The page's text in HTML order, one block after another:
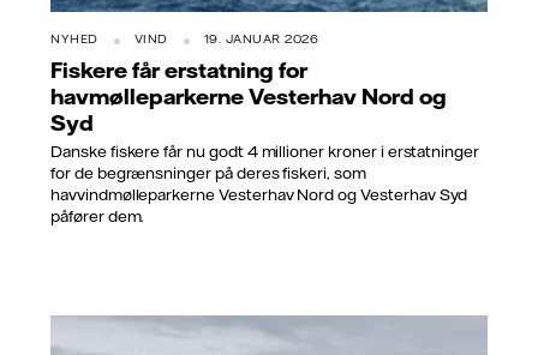
NYHED VIND 19. JANUAR 2026
Fiskere får erstatning for
havmølleparkerne Vesterhav Nord og
Syd
Danske fiskere får nu godt 4 millioner kroner i erstatninger
for de begrænsninger på deres fiskeri, som
havvindmølleparkerne Vesterhav Nord og Vesterhav Syd
påfører dem.